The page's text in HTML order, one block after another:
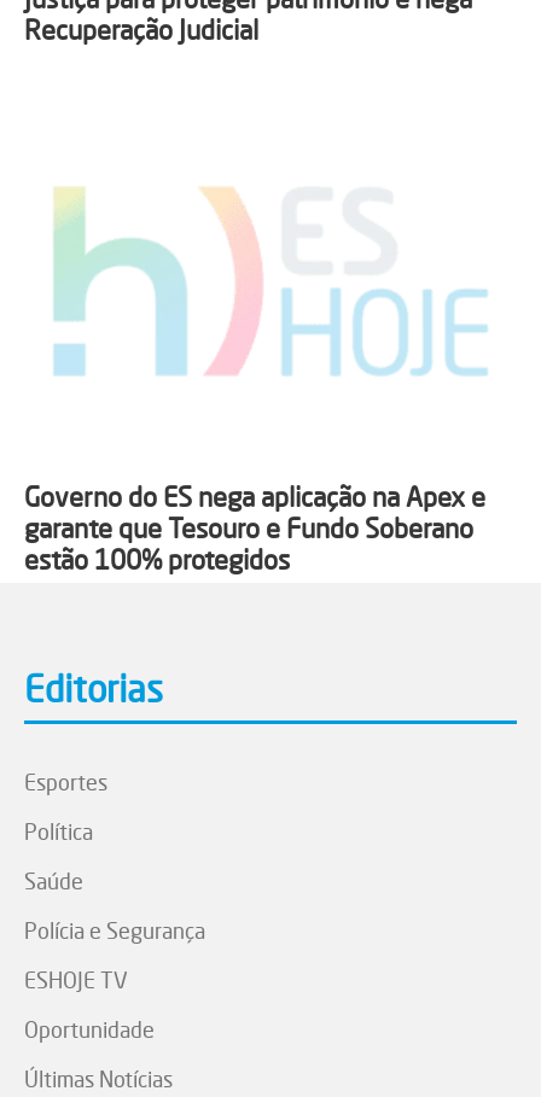
Recuperação Judicial
Governo do ES nega aplicação na Apex e
garante que Tesouro e Fundo Soberano
estão 100% protegidos
Editorias
Esportes
Política
Saúde
Polícia e Segurança
ESHOJE TV
Oportunidade
Últimas Notícias